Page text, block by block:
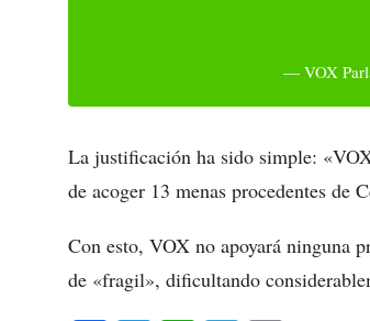
— VOX
La justificación ha sido simple:
de acoger 13 menas procedentes de
Con esto, VOX no apoyará ninguna
de «fragil», dificultando